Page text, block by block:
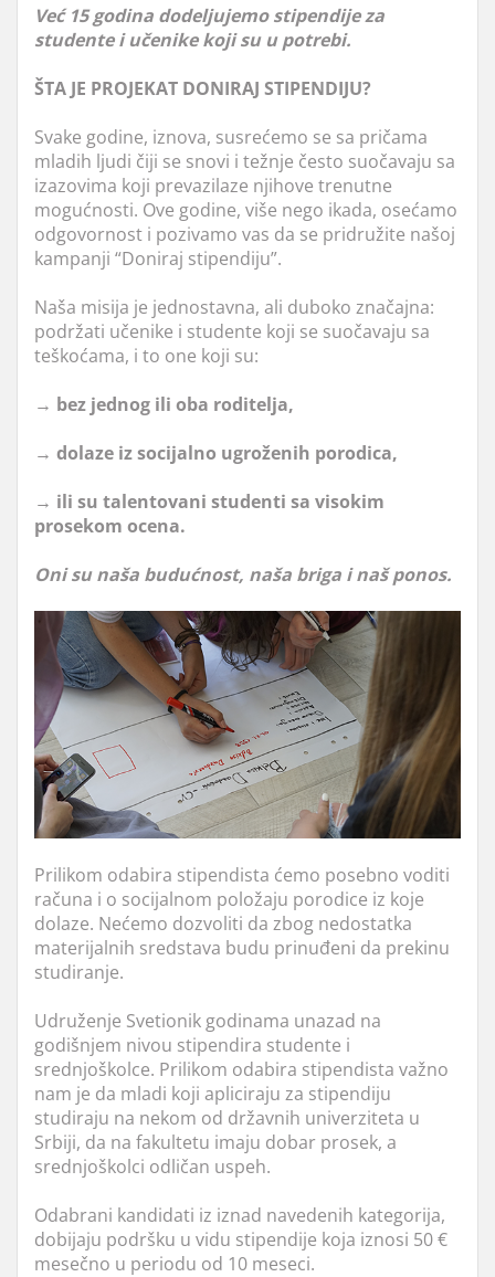
Već 15 godina dodeljujemo stipendije za
studente i učenike koji su u potrebi.
ŠTA JE PROJEKAT DONIRAJ STIPENDIJU?
Svake godine, iznova, susrećemo se sa pričama
mladih ljudi čiji se snovi i težnje često suočavaju sa
izazovima koji prevazilaze njihove trenutne
mogućnosti. Ove godine, više nego ikada, osećamo
odgovornost i pozivamo vas da se pridružite našoj
kampanji “Doniraj stipendiju”.
Naša misija je jednostavna, ali duboko značajna:
podržati učenike i studente koji se suočavaju sa
teškoćama, i to one koji su:
→ bez jednog ili oba roditelja,
→ dolaze iz socijalno ugroženih porodica,
→ ili su talentovani studenti sa visokim
prosekom ocena.
Oni su naša budućnost, naša briga i naš ponos.
Prilikom odabira stipendista ćemo posebno voditi
računa i o socijalnom položaju porodice iz koje
dolaze. Nećemo dozvoliti da zbog nedostatka
materijalnih sredstava budu prinuđeni da prekinu
studiranje.
Udruženje Svetionik godinama unazad na
godišnjem nivou stipendira studente i
srednjoškolce. Prilikom odabira stipendista važno
nam je da mladi koji apliciraju za stipendiju
studiraju na nekom od državnih univerziteta u
Srbiji, da na fakultetu imaju dobar prosek, a
srednjoškolci odličan uspeh.
Odabrani kandidati iz iznad navedenih kategorija,
dobijaju podršku u vidu stipendije koja iznosi 50 €
mesečno u periodu od 10 meseci.